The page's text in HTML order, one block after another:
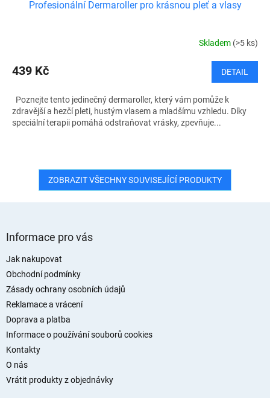
Profesionální Dermaroller pro krásnou pleť a vlasy
Skladem (>5 ks)
439 Kč DETAIL
Poznejte tento jedinečný dermaroller, který vám pomůže k
zdravější a hezčí pleti, hustým vlasem a mladšímu vzhledu. Díky
speciální terapii pomáhá odstraňovat vrásky, zpevňuje...
ZOBRAZIT VŠECHNY SOUVISEJÍCÍ PRODUKTY
Informace pro vás
Jak nakupovat
Obchodní podmínky
Zásady ochrany osobních údajů
Reklamace a vrácení
Doprava a platba
Informace o používání souborů cookies
Kontakty
O nás
Vrátit produkty z objednávky